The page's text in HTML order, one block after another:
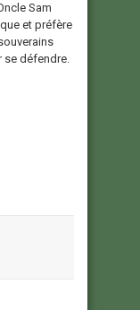
Sam
et préfère
se défendre.